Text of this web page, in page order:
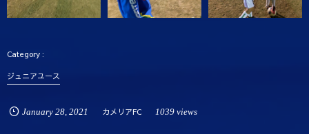
ジュニアユース
January 28, 2021 カメリアFC 1039 views